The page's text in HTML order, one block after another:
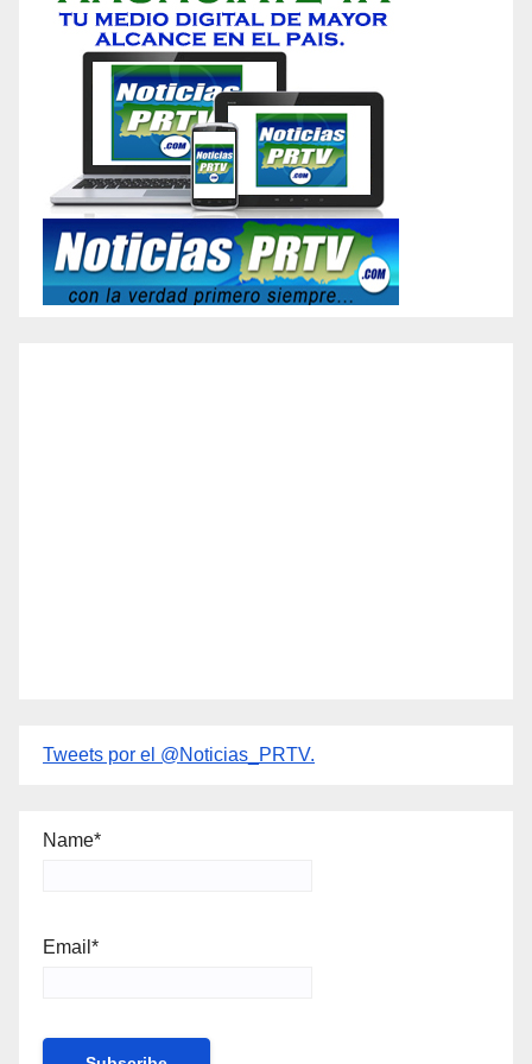
Tweets por el @Noticias_PRTV.
Name*
Email*